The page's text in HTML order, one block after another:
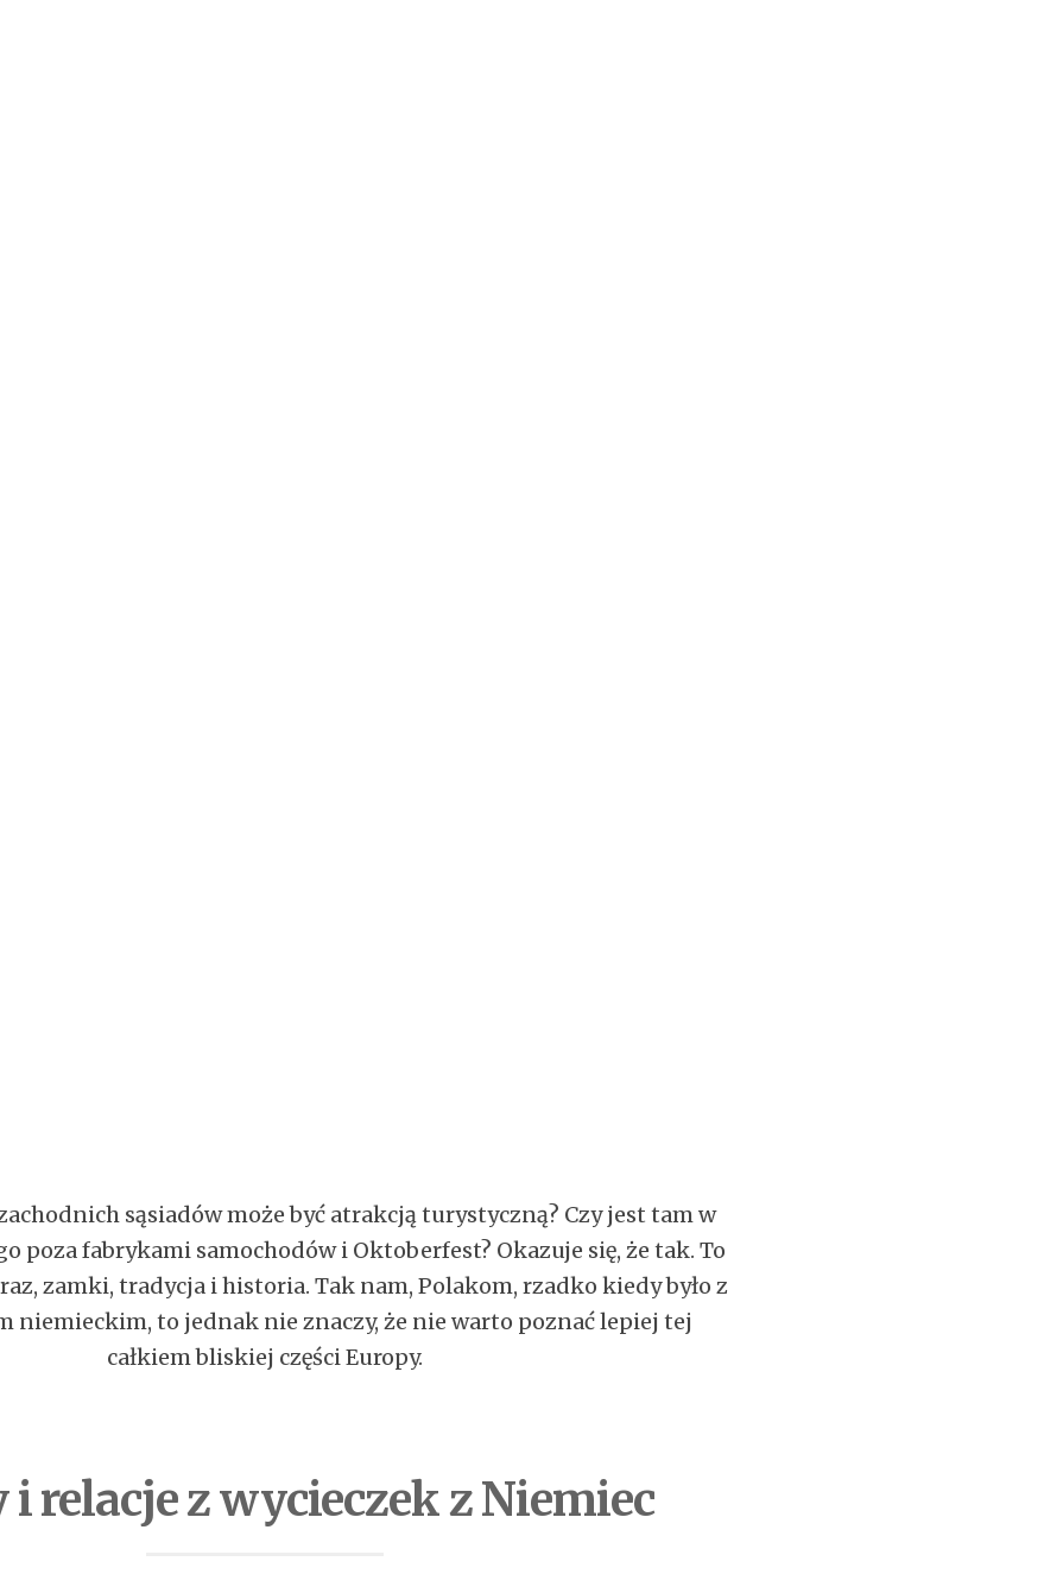
sąsiadów może być atrakcją turystyczną? Czy jest tam w
poza fabrykami samochodów i Oktoberfest? Okazuje się, że tak. To
zamki, tradycja i historia. Tak nam, Polakom, rzadko kiedy było z
niemieckim, to jednak nie znaczy, że nie warto poznać lepiej tej
całkiem bliskiej części Europy.
i relacje z wycieczek z Niemiec